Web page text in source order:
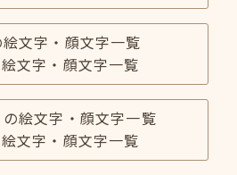
文字・顔文字一覧
文字・顔文字一覧
絵文字・顔文字一覧
文字・顔文字一覧